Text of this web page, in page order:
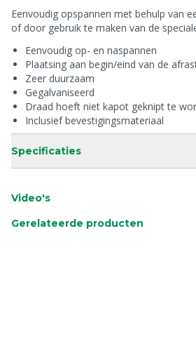
Eenvoudig opspannen met behulp van
of door gebruik te maken van de
Eenvoudig op- en naspannen
Plaatsing aan begin/eind van de
Zeer duurzaam
Gegalvaniseerd
Draad hoeft niet kapot geknipt te
Inclusief bevestigingsmateriaal
Specificaties
Video's
Gerelateerde producten